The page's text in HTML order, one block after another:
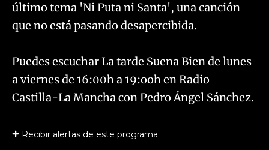
último tema 'Ni Puta ni Santa', una canción
que no está pasando desapercibida.
​Puedes escuchar La tarde Suena Bien de lunes
a viernes de 16:00h a 19:ooh en Radio
Castilla-La Mancha con Pedro Ángel Sánchez.
Recibir alertas de este programa